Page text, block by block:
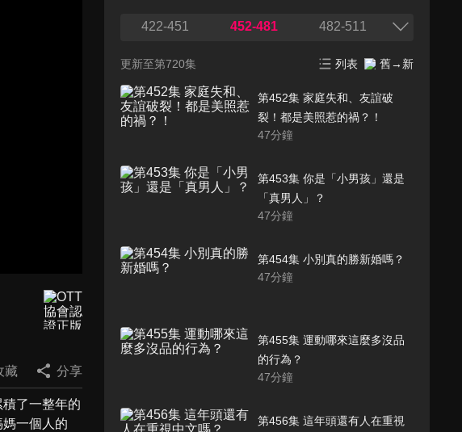
藏 分享
了一整年的
一個人的
422-451 452-481 482-511
更新至第720集 列表 舊→新
第452集 家庭失和、友誼破
裂！都是美照惹的禍？！
47分鐘
第453集 你是「小男孩」還是
「真男人」？
47分鐘
第454集 小別真的勝新婚嗎？
47分鐘
第455集 運動哪來這麼多沒品
的行為？
47分鐘
第456集 這年頭還有人在重視